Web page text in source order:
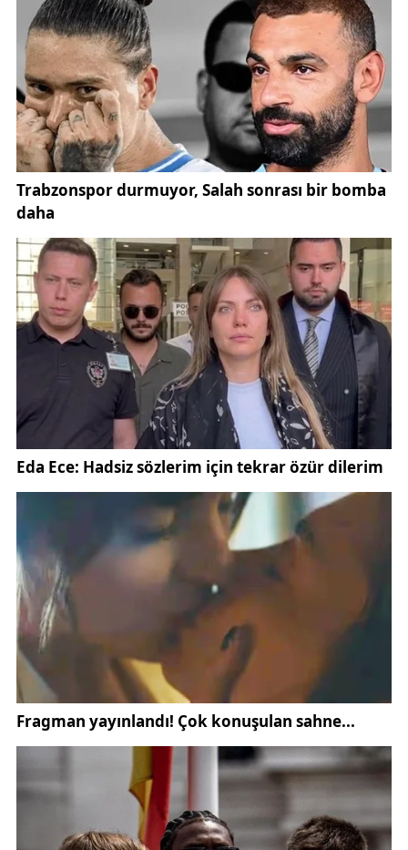
uzman görüşleri için
sağlık haberlerikategorisi de
vatandaşlar tarafından yakından takip ediliyor.
Doç. Dr. Hüseyin Özden, obezitenin birçok kronik
hastalık için ciddi risk faktörü oluşturduğuna dikkat
çekti. Özellikle tip 2 diyabet, hipertansiyon, kalp ve
damar hastalıkları, yüksek kolesterol, uyku apnesi
ve bazı kanser türlerinin obezite ile doğrudan ilişkili
olduğunu ifade eden Özden, erken tedavinin büyük
önem taşıdığını belirtti.
Uzmanlara göre obezite yalnızca kilo artışıyla sınırlı
kalmıyor; yaşam kalitesini düşürüyor, hareket
kabiliyetini azaltıyor ve bireylerin psikolojik
durumunu da olumsuz etkileyebiliyor. Bu nedenle
hastalığın yalnızca estetik kaygılarla değil, sağlık
boyutuyla değerlendirilmesi gerektiği vurgulanıyor.
Obezite ve kronik hastalıklarla ilgili resmi sağlık
bilgilendirmelerineSağlık Bakanlığıüzerinden
Obezite tedavisinde öncelikle cerrahi dışı
yöntemlerin tercih edildiğini ifade eden Doç. Dr.
Hüseyin Özden, tedavi sürecinin sağlıklı yaşam
alışkanlıklarının kazanılmasıyla başladığını söyledi.
Özden, tedavinin ilk aşamasında kişiye özel diyet
programları, düzenli fiziksel aktivite ve sağlıklı
beslenme planlarının uygulandığını belirterek,
hastalıkların da mutlaka araştırılması gerektiğini
kaydetti.
Uzmanlara göre başarılı bir kilo kontrolü için bireyin